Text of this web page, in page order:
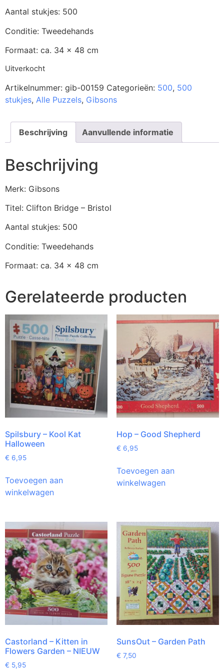
Aantal stukjes: 500
Conditie: Tweedehands
Formaat: ca. 34 x 48 cm
Uitverkocht
Artikelnummer: gib-00159 Categorieën: 500, 500
stukjes, Alle Puzzels, Gibsons
Beschrijving Aanvullende informatie
Beschrijving
Merk: Gibsons
Titel: Clifton Bridge – Bristol
Aantal stukjes: 500
Conditie: Tweedehands
Formaat: ca. 34 x 48 cm
Gerelateerde producten
Spilsbury – Kool Kat
Halloween
€ 6,95
Toevoegen aan
winkelwagen
Hop – Good Shepherd
€ 6,95
Toevoegen aan
winkelwagen
Castorland – Kitten in
Flowers Garden – NIEUW
€ 5,95
SunsOut – Garden Path
€ 7,50